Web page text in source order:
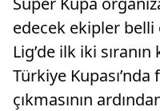
edecek ekipler
Lig’de ilk iki
Türkiye
çıkmasının